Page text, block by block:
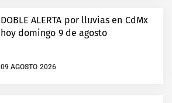
DOBLE ALERTA por lluvias en CdMx
hoy domingo 9 de agosto
09 AGOSTO 2026